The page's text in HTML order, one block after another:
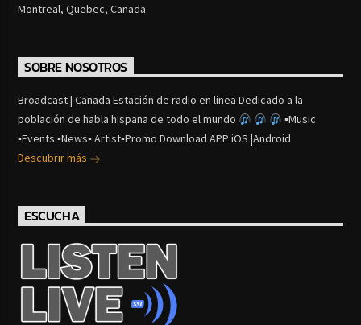
Montreal, Quebec, Canada
SOBRE NOSOTROS
Broadcast | Canada Estación de radio en línea Dedicado a la
población de habla hispana de todo el mundo
▪Music
▪Events ▪News▪ Artist▪Promo Download APP iOS |Android
Descubrir más
ESCUCHA